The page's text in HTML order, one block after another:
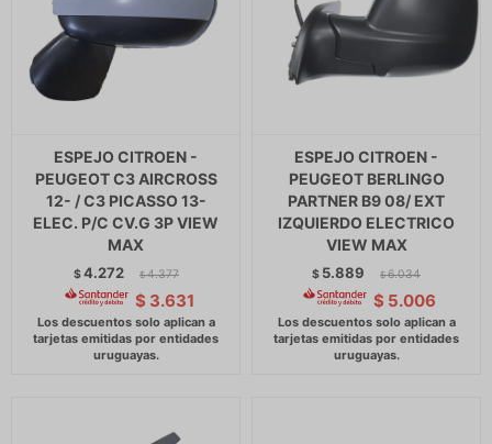
ESPEJO CITROEN -
PEUGEOT C3 AIRCROSS
12- / C3 PICASSO 13-
ELEC. P/C CV.G 3P VIEW
MAX
$4.272 $ 4.377
$ 3.631
ESPEJO CITROEN -
PEUGEOT BERLINGO
PARTNER B9 08/ EXT
IZQUIERDO ELECTRICO
VIEW MAX
$ 5.889 $ 6.034
$ 5.006